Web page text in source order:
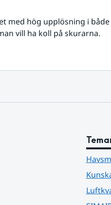
med hög upplösning i
vill ha koll på skurarna.